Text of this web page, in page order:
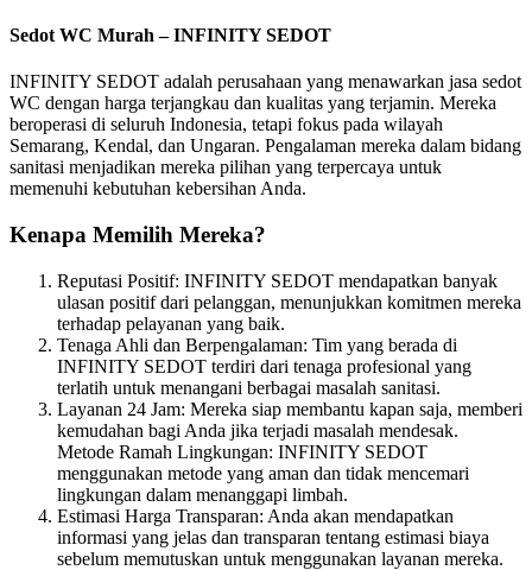
Sedot WC Murah – INFINITY SEDOT
INFINITY SEDOT adalah perusahaan yang menawarkan jasa sedot
WC dengan harga terjangkau dan kualitas yang terjamin. Mereka
beroperasi di seluruh Indonesia, tetapi fokus pada wilayah
Semarang, Kendal, dan Ungaran. Pengalaman mereka dalam bidang
sanitasi menjadikan mereka pilihan yang terpercaya untuk
memenuhi kebutuhan kebersihan Anda.
Kenapa Memilih Mereka?
Reputasi Positif: INFINITY SEDOT mendapatkan banyak
ulasan positif dari pelanggan, menunjukkan komitmen mereka
terhadap pelayanan yang baik.
Tenaga Ahli dan Berpengalaman: Tim yang berada di
INFINITY SEDOT terdiri dari tenaga profesional yang
terlatih untuk menangani berbagai masalah sanitasi.
Layanan 24 Jam: Mereka siap membantu kapan saja, memberi
kemudahan bagi Anda jika terjadi masalah mendesak.
Metode Ramah Lingkungan: INFINITY SEDOT
menggunakan metode yang aman dan tidak mencemari
lingkungan dalam menanggapi limbah.
Estimasi Harga Transparan: Anda akan mendapatkan
informasi yang jelas dan transparan tentang estimasi biaya
sebelum memutuskan untuk menggunakan layanan mereka.